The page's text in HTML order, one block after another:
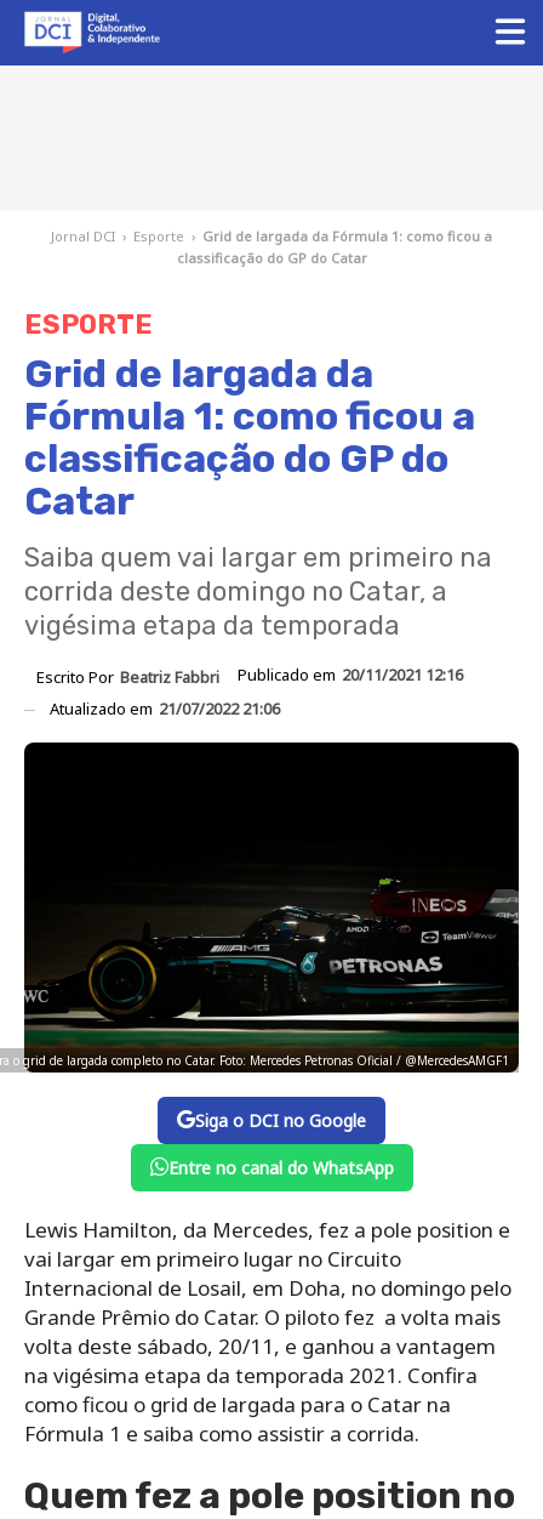
Jornal DCI › Esporte › Grid de largada da Fórmula 1: como ficou a
classificação do GP do Catar
ESPORTE
Grid de largada da
Fórmula 1: como ficou a
classificação do GP do
Catar
Saiba quem vai largar em primeiro na
corrida deste domingo no Catar, a
vigésima etapa da temporada
Escrito Por Beatriz Fabbri Publicado em 20/11/2021 12:16
Atualizado em 21/07/2022 21:06
o grid de largada completo no Catar. Foto: Mercedes Petronas Oficial / @MercedesAMGF1
Siga o DCI no Google
Entre no canal do WhatsApp
Lewis Hamilton, da Mercedes, fez a pole position e
vai largar em primeiro lugar no Circuito
Internacional de Losail, em Doha, no domingo pelo
Grande Prêmio do Catar. O piloto fez a volta mais
volta deste sábado, 20/11, e ganhou a vantagem
na vigésima etapa da temporada 2021. Confira
como ficou o grid de largada para o Catar na
Fórmula 1 e saiba como assistir a corrida.
Quem fez a pole position no